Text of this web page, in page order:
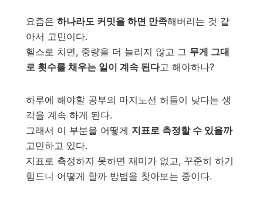
요즘은 하나라도 커밋을 하면 만족해버리는 것 같
아서 고민이다.
헬스로 치면, 중량을 더 늘리지 않고 그 무게 그대
로 횟수를 채우는 일이 계속 된다고 해야하나?
하루에 해야할 공부의 마지노선 허들이 낮다는 생
각을 계속 하게 된다.
그래서 이 부분을 어떻게 지표로 측정할 수 있을까
고민하고 있다.
지표로 측정하지 못하면 재미가 없고, 꾸준히 하기
힘드니 어떻게 할까 방법을 찾아보는 중이다.